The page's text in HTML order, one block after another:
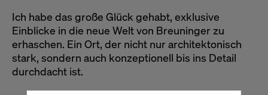
Ich habe das große Glück gehabt, exklusive
Einblicke in die neue Welt von Breuninger zu
erhaschen. Ein Ort, der nicht nur architektonisch
stark, sondern auch konzeptionell bis ins Detail
durchdacht ist.